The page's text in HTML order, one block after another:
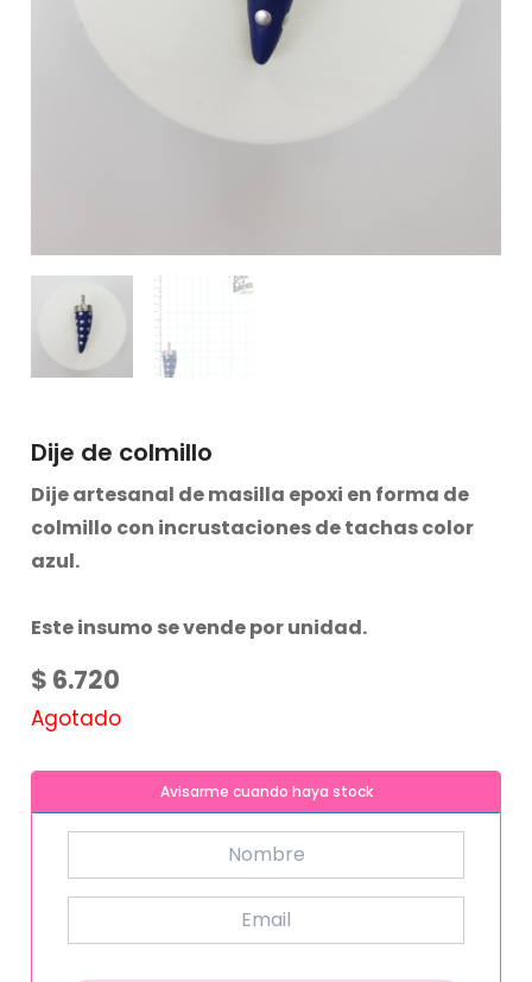
Dije de colmillo
Dijeartesanal de masilla epoxi en forma de
colmillo con incrustaciones de tachas color
azul.
Este insumo se vende por unidad.
$ 6.720
Agotado
Avisarme cuando haya stock